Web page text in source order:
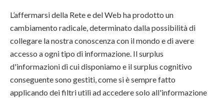
L’affermarsi della Rete e del Web ha prodotto un
cambiamento radicale, determinato dalla possibilità di
collegare la nostra conoscenza con il mondo e di avere
accesso a ogni tipo di informazione. Il surplus
d'informazioni di cui disponiamo e il surplus cognitivo
conseguente sono gestiti, come si è sempre fatto
applicando dei filtri utili ad accedere solo all'informazione